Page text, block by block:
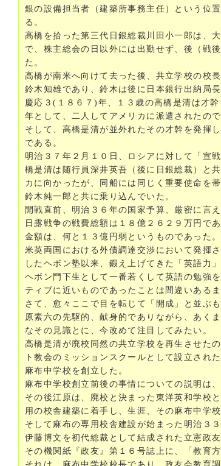
銀の設備担当者（建築所事務主任）という位
る。
高橋を拾った第三代日銀総裁川田小一郎は、
で、株主総会の日以外には出勤せず、後（戦
た。
高橋が南米へ向けて去った後、共立学校の校
鈴木知雄であり、鈴木は後に日本銀行出納局長
慶応３(１８６７)年、１３歳の高橋是清は才
年として、二人してアメリカに派遣されたので
そして、高橋是清が並外れたその才幹を発揮
である。
明治３７年２月１０日、ロシアに対して「宣
橋是清は随行員深井英吾（後に日銀総裁）と
カに向かったが、同船には同じく重要使命を
鈴木純一郎と共に乗り込んでいた。
開戦直前、明治３６年の国家予算、厳密に言
日露戦争の戦費総額は１８億２６２９万円で
金額は、何と１３億円弱というものであった。
米英両国における外債調達交渉において発揮
したヘボン塾以来、鍛え上げてきた「英語力
ヘボン門下生として一番若くして英語の勉強
ティブに近いものであったことは間違いあるま
さて、愈々ここで目を転じて「開成」と並ぶ
原素六の先駆的、献身的でありながら、あく
なその見識とに、今改めて注目してみたい。
高橋是清が廃校同然の共立学校を再生させた
ト教会のミッションスクールとして設立され
麻布中学校を創立した。
麻布中学校創立前後の事情についての説明は
その後江原は、廃校と決まった東洋英和学校
用の校舎建築に着手し、生涯、その麻布中学
そして麻布の専用校舎建設が始まった明治３
伊藤博文を初代総裁として結成された立憲政
その機関紙『政友』第１６号誌上に、「教育